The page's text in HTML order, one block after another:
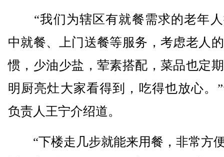
“我们为辖区有就餐需求的老年人
中就餐、上门送餐等服务，考虑老人
惯，少油少盐，荤素搭配，菜品也定
明厨亮灶大家看得到，吃得也放心。
负责人王宁介绍道。
“下楼走几步就能来用餐，非常方